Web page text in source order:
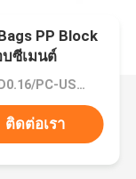
PP Block
บซีเมนต์
ราคา：USD0.16/PC-USD0.20/PC
ติดต่อเรา